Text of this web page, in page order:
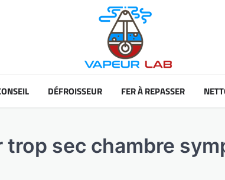
DÉFROISSEUR FER À REPASSER
sec chambre